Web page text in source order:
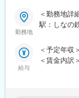
・入社後定
・残業平均
※案件、ス
・住宅手当
■業務につ
・当社製品
ウェア開発
・あわせて
勤務地
＜勤務地詳
駅：しなの
給与
＜予定年収
＜賃金内訳